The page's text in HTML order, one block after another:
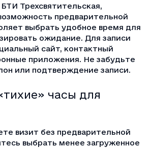
Трехсвятительская,
предварительной
выбрать удобное время для
ожидание. Для записи
сайт, контактный
приложения. Не забудьте
или подтверждение записи.
часы для
визит без предварительной
выбрать менее загруженное